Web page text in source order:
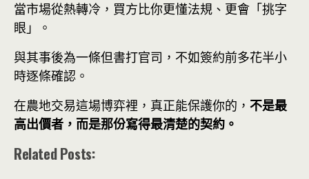
當市場從熱轉冷，買方比你更懂法規、更會「挑字
眼」。
與其事後為一條但書打官司，不如簽約前多花半小
時逐條確認。
在農地交易這場博弈裡，真正能保護你的， 不是最
高出價者，而是那份寫得最清楚的契約。
Related Posts: